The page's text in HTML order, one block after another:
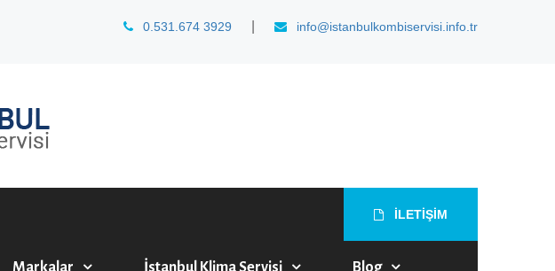
0.531.674 3929 info@istanbulkombiservisi.info.tr
İLETİŞİM
Markalar İstanbul Klima Servisi Blog